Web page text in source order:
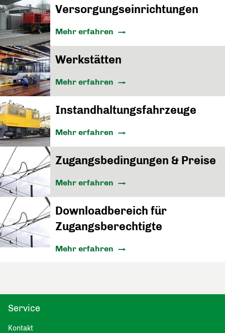
Versorgungseinrichtungen
Mehr erfahren
Werkstätten
Mehr erfahren
Instandhaltungsfahrzeuge
Mehr erfahren
Zugangsbedingungen & Preise
Mehr erfahren
Downloadbereich für
Zugangsberechtigte
Mehr erfahren
Service
Kontakt